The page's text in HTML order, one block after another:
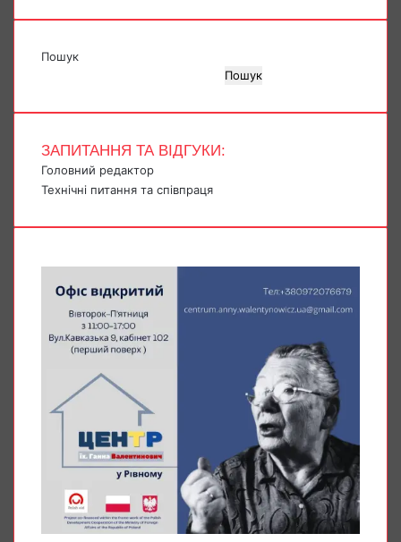
Пошук
Пошук
ЗАПИТАННЯ ТА ВІДГУКИ:
Головний редактор
Технічні питання та співпраця